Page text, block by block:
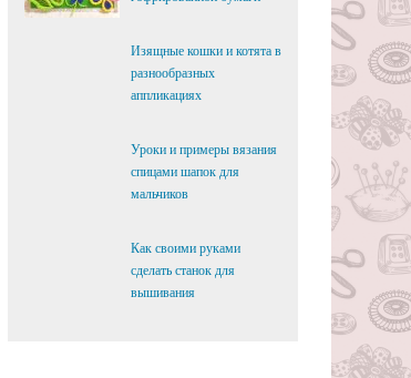
Изящные кошки и котята в
разнообразных
аппликациях
Уроки и примеры вязания
спицами шапок для
мальчиков
Как своими руками
сделать станок для
вышивания